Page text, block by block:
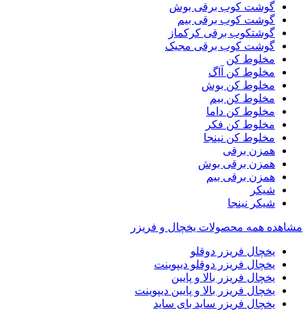
گوشت کوب برقی بوش
گوشت کوب برقی بیم
گوشتکوب برقی کرکماز
گوشت کوب برقی مجیک
مخلوط کن
مخلوط کن آاگ
مخلوط کن بوش
مخلوط کن بیم
مخلوط کن داما
مخلوط کن فکر
مخلوط کن نینجا
همزن برقی
همزن برقی بوش
همزن برقی بیم
شیکر
شیکر نینجا
مشاهده همه محصولات یخچال و فریزر
یخچال فریزر دوقلو
یخچال فریزر دوقلو دیپوینت
یخچال فریزر بالا و پایین
یخچال فریزر بالا و پایین دیپوینت
یخچال فریزر ساید بای ساید